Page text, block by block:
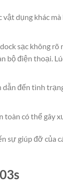
dụng khác
sạc không rõ
bộ điện thoại.
đến tình
có thể gây
sự giúp đỡ của